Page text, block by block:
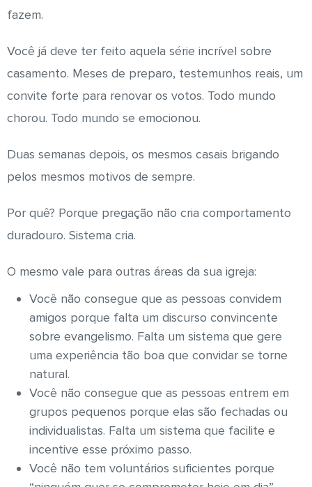
fazem.
Você já deve ter feito aquela série incrível sobre
casamento. Meses de preparo, testemunhos reais, um
convite forte para renovar os votos. Todo mundo
chorou. Todo mundo se emocionou.
Duas semanas depois, os mesmos casais brigando
pelos mesmos motivos de sempre.
Por quê? Porque pregação não cria comportamento
duradouro. Sistema cria.
O mesmo vale para outras áreas da sua igreja:
Você não consegue que as pessoas convidem
amigos porque falta um discurso convincente
sobre evangelismo. Falta um sistema que gere
uma experiência tão boa que convidar se torne
natural.
Você não consegue que as pessoas entrem em
grupos pequenos porque elas são fechadas ou
individualistas. Falta um sistema que facilite e
incentive esse próximo passo.
Você não tem voluntários suficientes porque